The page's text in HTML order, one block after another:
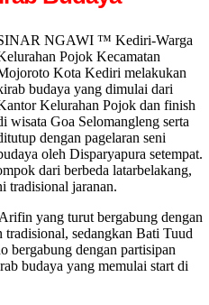
NGAWI ™ Kediri-Warga
Pojok Kecamatan
Kota Kediri melakukan
budaya yang dimulai dari
Kelurahan Pojok dan finish
wisata Goa Selomangleng serta
dengan pagelaran seni
oleh Disparyapura setempat.
dari berbeda latarbelakang,
tradisional jaranan.
yang turut bergabung dengan
tradisional, sedangkan Bati Tuud
bergabung dengan partisipan
budaya yang memulai start di